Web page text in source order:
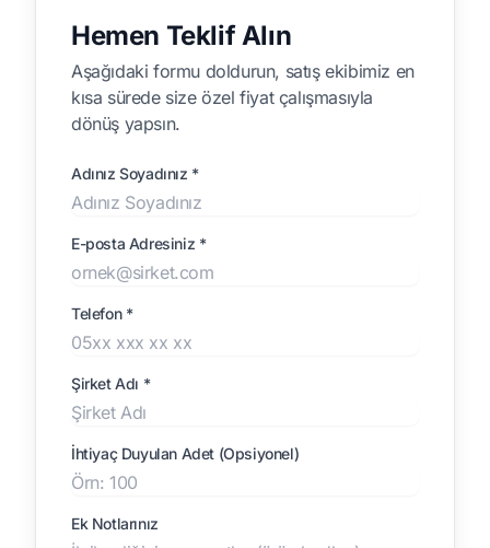
Hemen Teklif Alın
Aşağıdaki formu doldurun, satış ekibimiz en
kısa sürede size özel fiyat çalışmasıyla
dönüş yapsın.
Adınız Soyadınız *
E-posta Adresiniz *
Telefon *
Şirket Adı *
İhtiyaç Duyulan Adet (Opsiyonel)
Ek Notlarınız